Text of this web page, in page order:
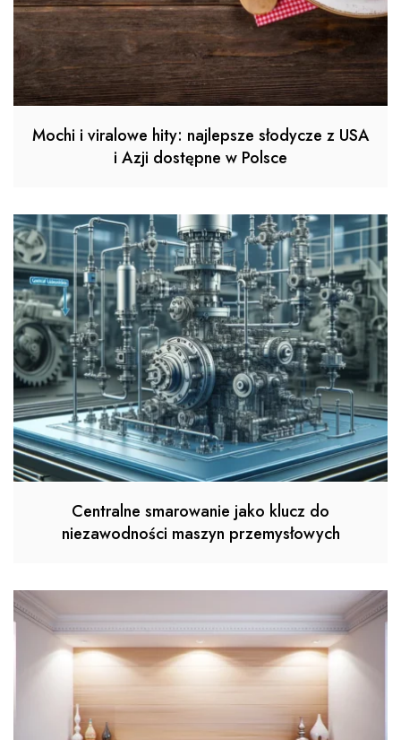
Mochi i viralowe hity: najlepsze słodycze z USA
i Azji dostępne w Polsce
Centralne smarowanie jako klucz do
niezawodności maszyn przemysłowych